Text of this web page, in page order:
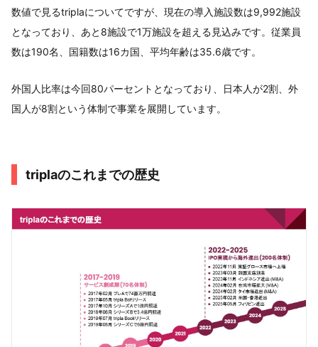
数値で見るtriplaについてですが、現在の導入施設数は9,992施設
となっており、あと8施設で1万施設を超える見込みです。従業員
数は190名、国籍数は16カ国、平均年齢は35.6歳です。
外国人比率は今回80パーセントとなっており、日本人が2割、外
国人が8割という体制で事業を展開しています。
triplaのこれまでの歴史